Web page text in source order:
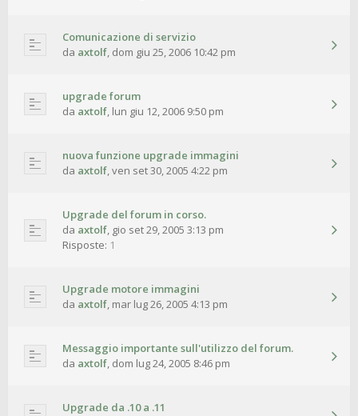
Comunicazione di servizio
da axtolf, dom giu 25, 2006 10:42 pm
upgrade forum
da axtolf, lun giu 12, 2006 9:50 pm
nuova funzione upgrade immagini
da axtolf,ven set 30, 2005 4:22 pm
Upgrade del forum in corso.
da axtolf, gio set 29, 2005 3:13 pm
Risposte: 1
Upgrade motore immagini
da axtolf, mar lug 26, 2005 4:13 pm
Messaggio importante sull'utilizzo del forum.
da axtolf, dom lug 24, 2005 8:46 pm
Upgrade da .10 a .11